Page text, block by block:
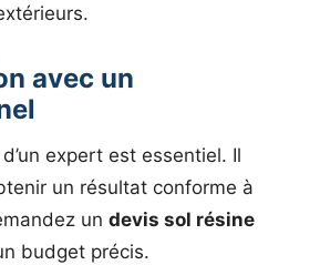
avec un
d’un expert est essentiel. Il
un résultat conforme à
un devis sol résine
budget précis.